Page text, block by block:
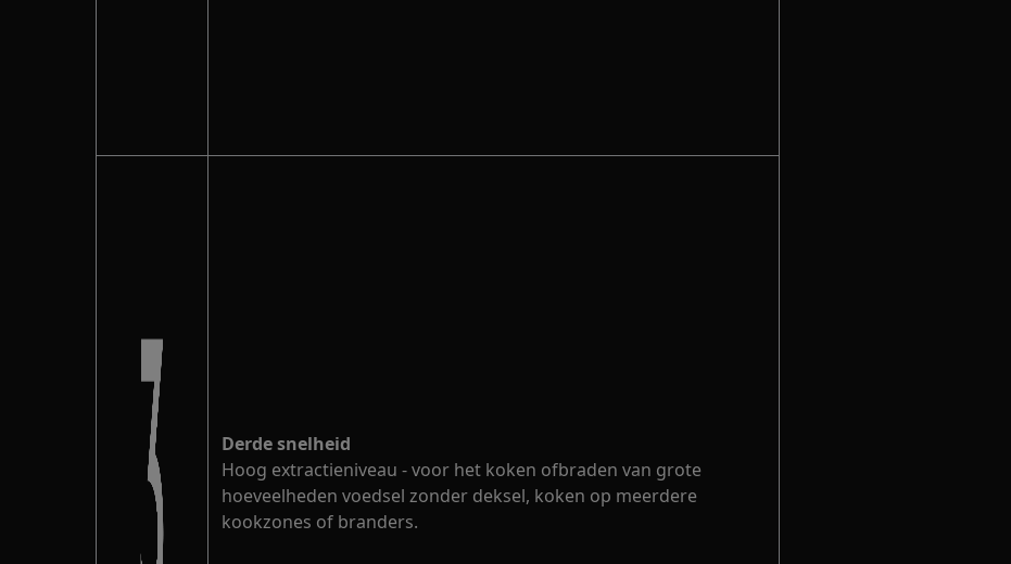
Derde snelheid
Hoog extractieniveau - voor het koken ofbraden van grote
hoeveelheden voedsel zonder deksel, koken op meerdere
kookzones of branders.